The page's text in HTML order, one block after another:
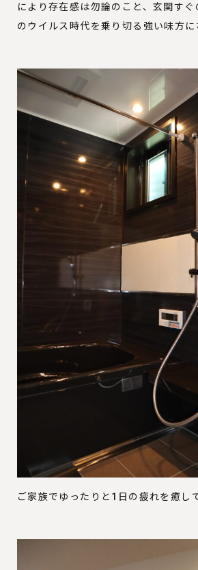
により存在感は勿論のこと、玄関すぐ
のウイルス時代を乗り切る強い味方に
ご家族でゆったりと1日の疲れを癒し